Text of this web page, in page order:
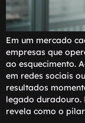
Em um mercado
empresas que
ao esquecimento.
em redes sociais
resultados
legado duradouro.
revela como o